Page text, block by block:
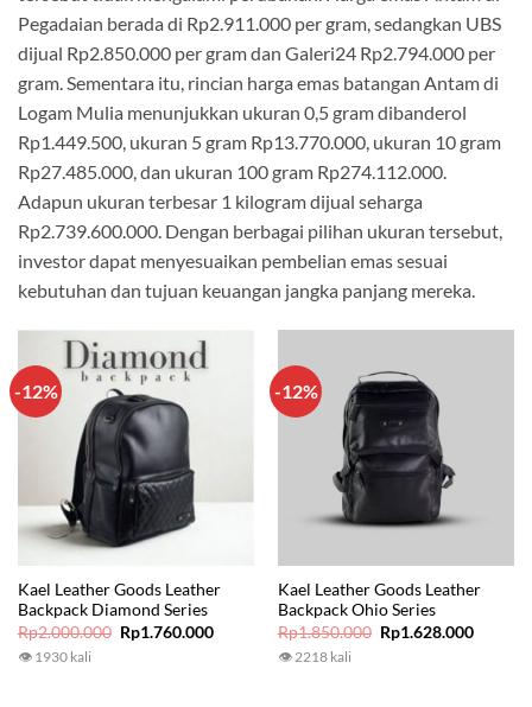
Pegadaian berada di Rp2.911.000 per gram, sedangkan UBS
dijual Rp2.850.000 per gram dan Galeri24 Rp2.794.000 per
gram. Sementara itu, rincian harga emas batangan Antam di
Logam Mulia menunjukkan ukuran 0,5 gram dibanderol
Rp1.449.500, ukuran 5 gram Rp13.770.000, ukuran 10 gram
Rp27.485.000, dan ukuran 100 gram Rp274.112.000.
Adapun ukuran terbesar 1 kilogram dijual seharga
Rp2.739.600.000. Dengan berbagai pilihan ukuran tersebut,
investor dapat menyesuaikan pembelian emas sesuai
kebutuhan dan tujuan keuangan jangka panjang mereka.
-12%
Kael Leather Goods Leather
Backpack Diamond Series
Rp2.000.000 Original
price
Rp1.760.000Current
👁 1930 kali
-12%
Kael Leather Goods Leather
Backpack Ohio Series
Rp1.850.000 Original
price
Rp1.628.000Current
👁 2218 kali